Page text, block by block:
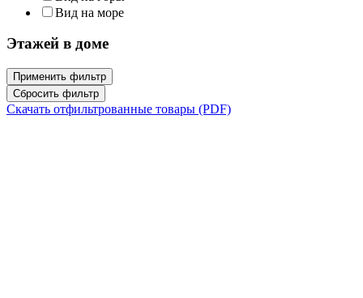
Вид на море
Этажей в доме
Применить фильтр
Сбросить фильтр
Скачать отфильтрованные товары (PDF)